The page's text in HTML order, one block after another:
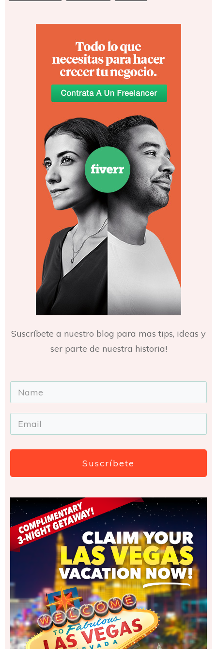
Suscríbete a nuestro blog para mas tips, ideas y
ser parte de nuestra historia!
Suscríbete